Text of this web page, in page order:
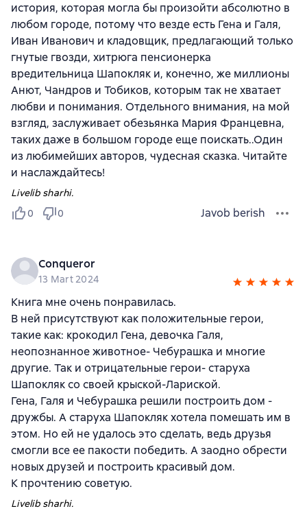
история, которая могла бы произойти абсолютно в
любом городе, потому что везде есть Гена и Галя,
Иван Иванович и кладовщик, предлагающий только
гнутые гвозди, хитрюга пенсионерка
вредительница Шапокляк и, конечно, же миллионы
Анют, Чандров и Тобиков, которым так не хватает
любви и понимания. Отдельного внимания, на мой
взгляд, заслуживает обезьянка Мария Францевна,
таких даже в большом городе еще поискать..Один
из любимейших авторов, чудесная сказка. Читайте
и наслаждайтесь!
Livelib sharhi.
0
0 Javob berish
Conqueror
13 Mart 2024
Книга мне очень понравилась.
В ней присутствуют как положительные герои,
такие как: крокодил Гена, девочка Галя,
неопознанное животное- Чебурашка и многие
другие. Так и отрицательные герои- старуха
Шапокляк со своей крыской-Лариской.
Гена, Галя и Чебурашка решили построить дом -
дружбы. А старуха Шапокляк хотела помешать им в
этом. Но ей не удалось это сделать, ведь друзья
смогли все ее пакости победить. А заодно обрести
новых друзей и построить красивый дом.
К прочтению советую.
Livelib sharhi.